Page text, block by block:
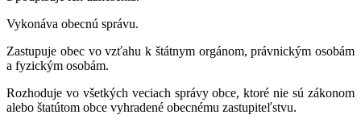
Vykonáva obecnú správu.
Zastupuje obec vo vzťahu k štátnym orgánom, právnickým osobám
a fyzickým osobám.
Rozhoduje vo všetkých veciach správy obce, ktoré nie sú zákonom
alebo štatútom obce vyhradené obecnému zastupiteľstvu.